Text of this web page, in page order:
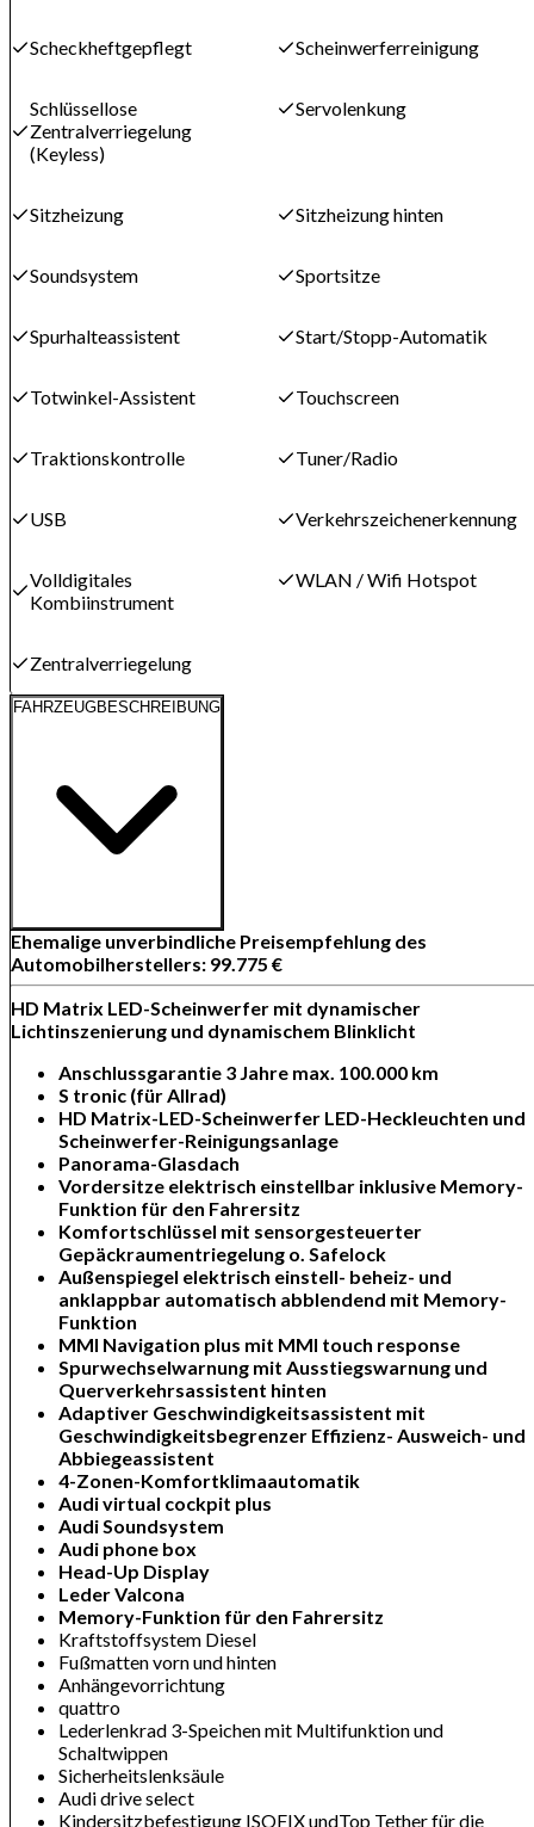
Scheckheftgepflegt Scheinwerferreinigung
Schlüssellose
Zentralverriegelung
(Keyless)
Servolenkung
Sitzheizung Sitzheizung hinten
Soundsystem Sportsitze
Spurhalteassistent Start/Stopp-Automatik
Totwinkel-Assistent Touchscreen
Traktionskontrolle Tuner/Radio
USB Verkehrszeichenerkennung
Volldigitales
Kombiinstrument
WLAN / Wifi Hotspot
Zentralverriegelung
FAHRZEUGBESCHREIBUNG
Ehemalige unverbindliche Preisempfehlung des
Automobilherstellers: 99.775 €
HD Matrix LED-Scheinwerfer mit dynamischer
Lichtinszenierung und dynamischem Blinklicht
Anschlussgarantie 3 Jahre max. 100.000 km
S tronic (für Allrad)
HD Matrix-LED-Scheinwerfer LED-Heckleuchten und
Scheinwerfer-Reinigungsanlage
Panorama-Glasdach
Vordersitze elektrisch einstellbar inklusive Memory-
Funktion für den Fahrersitz
Komfortschlüssel mit sensorgesteuerter
Gepäckraumentriegelung o. Safelock
Außenspiegel elektrisch einstell- beheiz- und
anklappbar automatisch abblendend mit Memory-
Funktion
MMI Navigation plus mit MMI touch response
Spurwechselwarnung mit Ausstiegswarnung und
Querverkehrsassistent hinten
Adaptiver Geschwindigkeitsassistent mit
Geschwindigkeitsbegrenzer Effizienz- Ausweich- und
Abbiegeassistent
4-Zonen-Komfortklimaautomatik
Audi virtual cockpit plus
Audi Soundsystem
Audi phone box
Head-Up Display
Leder Valcona
Memory-Funktion für den Fahrersitz
Kraftstoffsystem Diesel
Fußmatten vorn und hinten
Anhängevorrichtung
quattro
Lederlenkrad 3-Speichen mit Multifunktion und
Schaltwippen
Sicherheitslenksäule
Audi drive select
Kindersitzbefestigung ISOFIX undTop Tether für die